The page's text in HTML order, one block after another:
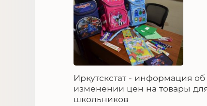
Иркутскстат - информация об
изменении цен на товары
школьников